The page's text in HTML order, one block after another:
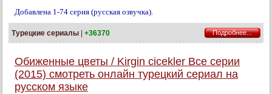
Добавлена 1-74 серия (русская озвучка).
Турецкие сериалы +36370 Подробнее...
Обиженные цветы / Kirgin cicekler Все серии
(2015) смотреть онлайн турецкий сериал на
русском языке